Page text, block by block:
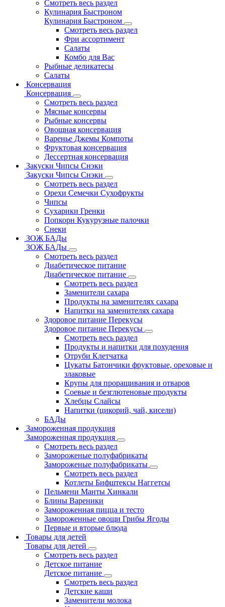
Смотреть весь раздел
Кулинария Быстроном
Кулинария Быстроном
Смотреть весь раздел
Фри ассортимент
Салаты
Комбо для Вас
Рыбные деликатесы
Салаты
Консервация
Консервация
Смотреть весь раздел
Мясные консервы
Рыбные консервы
Овощная консервация
Варенье Джемы Компоты
Фруктовая консервация
Дессертная консервация
Закуски Чипсы Снэки
Закуски Чипсы Снэки
Смотреть весь раздел
Орехи Семечки Сухофрукты
Чипсы
Сухарики Гренки
Попкорн Кукурузные палочки
Снеки
ЗОЖ БАДы
ЗОЖ БАДы
Смотреть весь раздел
Диабетическое питание
Диабетическое питание
Смотреть весь раздел
Заменители сахара
Продукты на заменителях сахара
Напитки на заменителях сахара
Здоровое питание Перекусы
Здоровое питание Перекусы
Смотреть весь раздел
Продукты и напитки для похудения
Отруби Клетчатка
Цукаты Батончики фруктовые, ореховые и
злаковые
Крупы для проращивания и отваров
Соевые и безглютеновые продукты
Хлебцы Слайсы
Напитки (цикорий, чай, кисели)
БАДы
Замороженная продукция
Замороженная продукция
Смотреть весь раздел
Замороженые полуфабрикаты
Замороженые полуфабрикаты
Смотреть весь раздел
Котлеты Бифштексы Наггетсы
Пельмени Манты Хинкали
Блины Вареники
Замороженная пицца и тесто
Замороженные овощи Грибы Ягоды
Первые и вторые блюда
Товары для детей
Товары для детей
Смотреть весь раздел
Детское питание
Детское питание
Смотреть весь раздел
Детские каши
Заменители молока